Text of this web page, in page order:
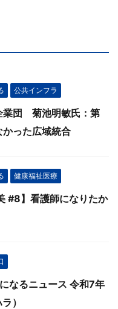
公共インフラ
業団 菊池明敏氏：第
かった広域統合
健康福祉医療
#8】看護師になりたか
なるニュース 令和7年
）